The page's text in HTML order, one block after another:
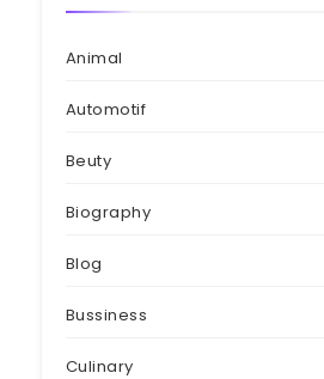
Animal
Automotif
Beuty
Biography
Blog
Bussiness
Culinary